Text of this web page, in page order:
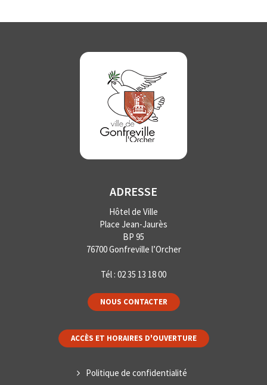
ADRESSE
Hôtel de Ville
Place Jean-Jaurès
BP 95
76700 Gonfreville l’Orcher
Tél : 02 35 13 18 00
NOUS CONTACTER
ACCÈS ET HORAIRES D'OUVERTURE
Politique de confidentialité